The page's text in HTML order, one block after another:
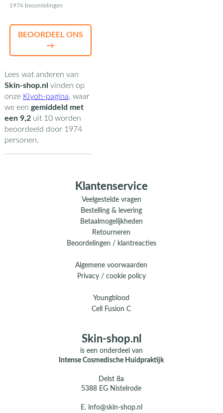
1974 beoordelingen
BEOORDEEL ONS
→
Lees wat anderen van
Skin-shop.nl vinden op
onze Kiyoh-pagina, waar
we een gemiddeld met
een 9,2uit 10worden
beoordeeld door 1974
personen.
Klantenservice
Veelgestelde vragen
Bestelling & levering
Betaalmogelijkheden
Retourneren
Beoordelingen / klantreacties
Algemene voorwaarden
Privacy / cookie policy
Youngblood
Cell Fusion C
Skin-shop.nl
is een onderdeel van
Intense Cosmedische Huidpraktijk
Delst 8a
5388 EG Nistelrode
E. info@skin-shop.nl